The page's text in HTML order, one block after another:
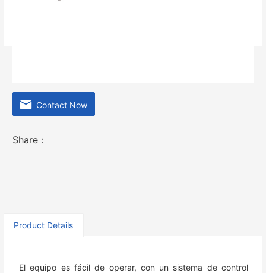
Contact Now
Share：
Product Details
El equipo es fácil de operar, con un sistema de control